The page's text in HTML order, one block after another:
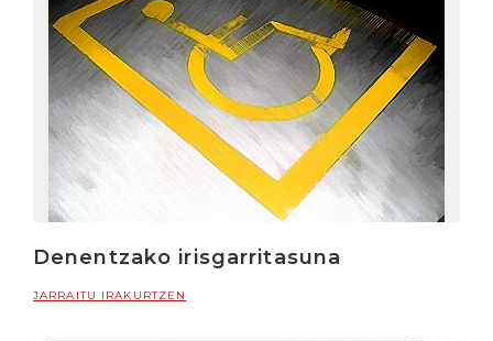
Denentzako irisgarritasuna
JARRAITU IRAKURTZEN